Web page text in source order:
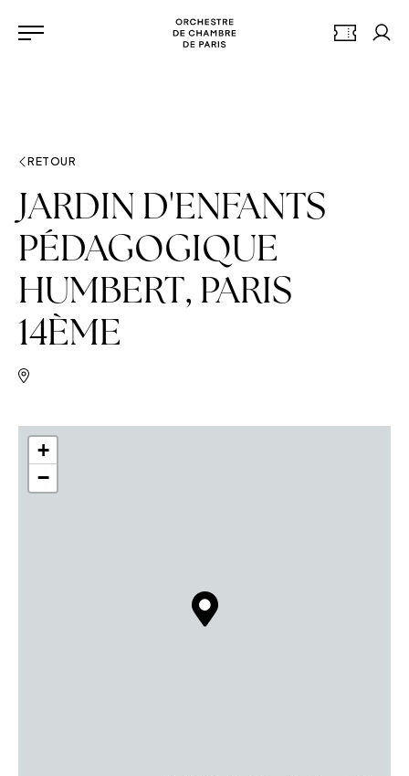
Orchestre de chambre
Menu
RETOUR
JARDIN D'ENFANTS
PÉDAGOGIQUE
HUMBERT, PARIS
14ÈME
+
−